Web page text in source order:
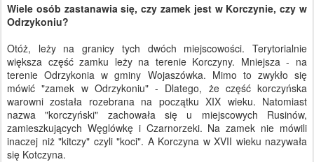
Wiele osób zastanawia się, czy zamek jest w Korczynie, czy w
Odrzykoniu?
Otóż, leży na granicy tych dwóch miejscowości. Terytorialnie
większa część zamku leży na terenie Korczyny. Mniejsza - na
terenie Odrzykonia w gminy Wojaszówka. Mimo to zwykło się
mówić "zamek w Odrzykoniu" - Dlatego, że część korczyńska
warowni została rozebrana na początku XIX wieku. Natomiast
nazwa "korczyński" zachowała się u miejscowych Rusinów,
zamieszkujących Węglówkę i Czarnorzeki. Na zamek nie mówili
inaczej niż "kitczy" czyli "koci". A Korczyna w XVII wieku nazywała
się Kotczyna.